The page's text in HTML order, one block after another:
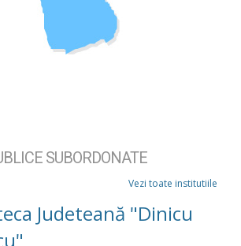
SUBORDONATE
Vezi toate institutiile
Judeteană "Dinicu